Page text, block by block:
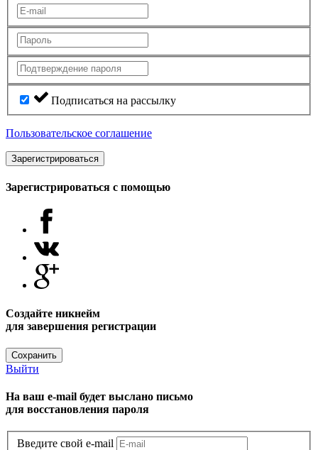
Подписаться на рассылку
Пользовательское соглашение
Зарегистрироваться
Зарегистрироваться с помощью
Создайте никнейм
для завершения регистрации
Сохранить
Выйти
На ваш e-mail будет выслано письмо
для восстановления пароля
Введите свой e-mail